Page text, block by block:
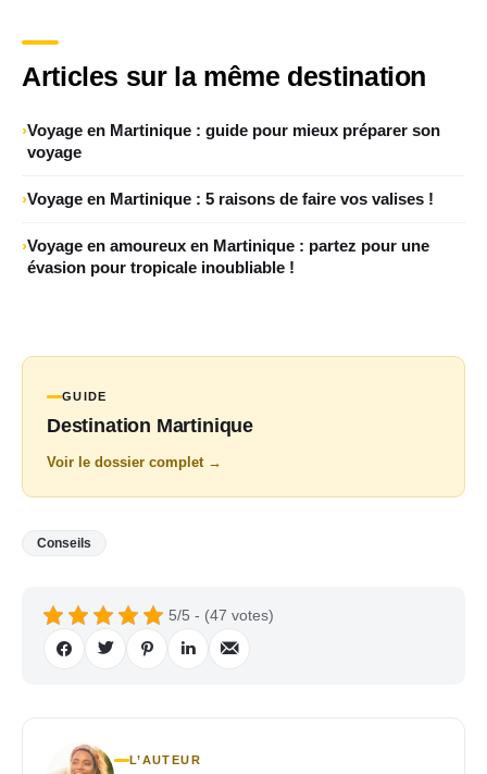
Articles sur la même destination
Voyage en Martinique : guide pour mieux préparer son
voyage
Voyage en Martinique : 5 raisons de faire vos valises !
Voyage en amoureux en Martinique : partez pour une
évasion pour tropicale inoubliable !
GUIDE
Destination Martinique
Voir le dossier complet →
Conseils
5/5 - (47 votes)
L’AUTEUR